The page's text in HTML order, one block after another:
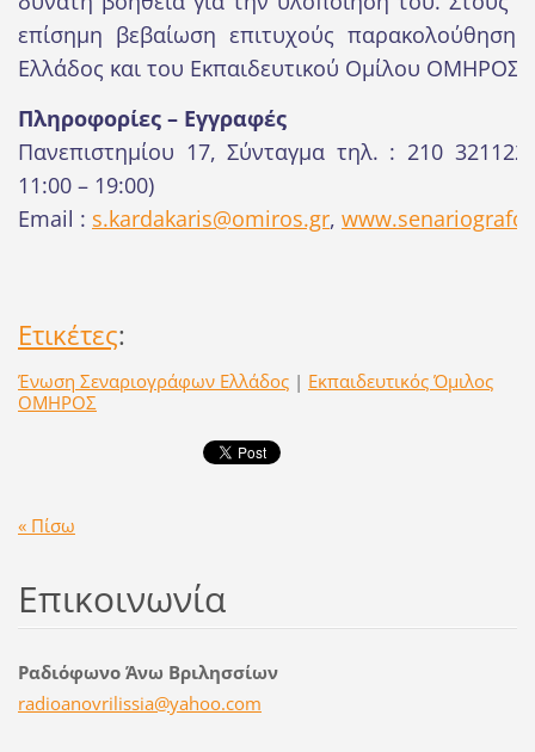
επίσημη βεβαίωση επιτυχούς
Ελλάδος και του Εκπαιδευτικού Ομίλου ΟΜΗΡΟΣ.
Πληροφορίες – Εγγραφές
Πανεπιστημίου 17, Σύνταγμα τηλ. : 210
11:00 – 19:00)
Email : s.kardakaris@omiros.gr,
Ετικέτες:
Ένωση Σεναριογράφων Ελλάδος | Εκπαιδευτικός Όμιλος
ΟΜΗΡΟΣ
« Πίσω
Επικοινωνία
Ραδιόφωνο Άνω Βριλησσίων
radioanovrilissia@yahoo.com